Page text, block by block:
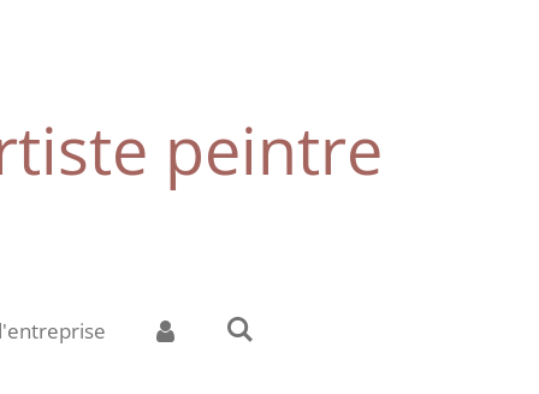
peintre